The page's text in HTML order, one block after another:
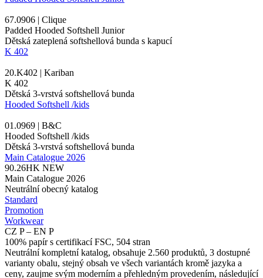
67.0906 | Clique
Padded Hooded Softshell Junior
Dětská zateplená softshellová bunda s kapucí
K 402
20.K402 | Kariban
K 402
Dětská 3-vrstvá softshellová bunda
Hooded Softshell /kids
01.0969 | B&C
Hooded Softshell /kids
Dětská 3-vrstvá softshellová bunda
Main Catalogue 2026
90.26HK NEW
Main Catalogue 2026
Neutrální obecný katalog
Standard
Promotion
Workwear
CZ P – EN P
100% papír s certifikací FSC, 504 stran
Neutrální kompletní katalog, obsahuje 2.560 produktů, 3 dostupné
varianty obalu, stejný obsah ve všech variantách kromě jazyka a
ceny, zaujme svým moderním a přehledným provedením, následující